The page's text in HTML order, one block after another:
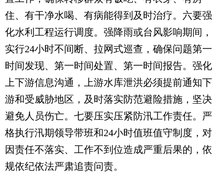
住、有干净水喝、有病能得到及时治疗。六要强
化水利工程运行调度。强降雨或台风影响期间，
实行24小时不间断、拉网式巡查，确保问题第一
时间发现、第一时间处置、第一时间报告。强化
上下游信息沟通，上游水库泄洪必须提前通知下
游和受威胁地区，及时落实防范避险措施，坚决
避免人员伤亡。七要压实压紧防汛工作责任。严
格执行汛期领导带班和24小时值班值守制度，对
因责任不落实、工作不到位造成严重后果的，依
规依纪依法严肃追责问责。